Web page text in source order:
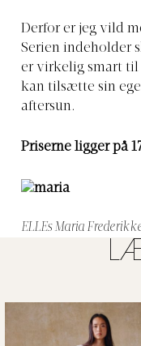
Derfor er jeg vild
Serien indeholder
er virkelig smart
kan tilsætte sin
aftersun.
Priserne ligger på
ELLEs Maria